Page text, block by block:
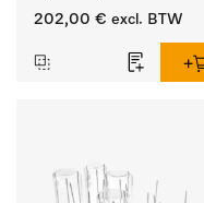
enz.
202,00 € excl. BTW